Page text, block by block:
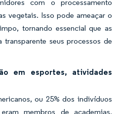
com o processamento
vegetais. Isso pode ameaçar o
tornando essencial que as
seus processos de
em esportes, atividades
ou 25% dos indivíduos
membros de academias,